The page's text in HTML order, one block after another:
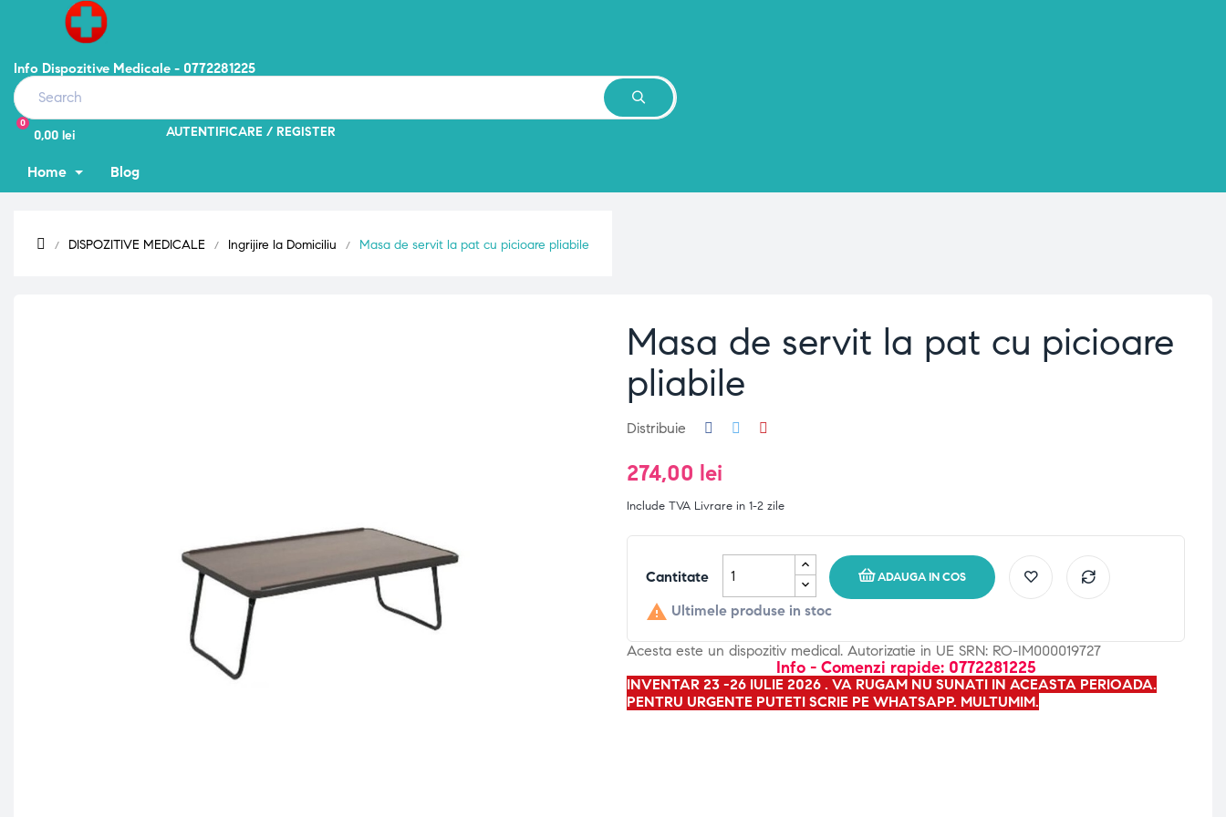
Info Dispozitive Medicale - 0772281225
AUTENTIFICARE REGISTER
0
0,00 lei
Home Blog
DISPOZITIVE MEDICALE Ingrijire la Domiciliu Masa de servit la pat cu picioare pliabile
Masa de servit la pat cu picioare
pliabile
Distribuie
274,00 lei
Include TVA Livrare in 1-2 zile
Cantitate ADAUGA IN COS
 Ultimele produse in stoc
Acesta este un dispozitiv medical. Autorizatie in UE SRN: RO-IM000019727
Info - Comenzi rapide: 0772281225
INVENTAR 23 -26 IULIE 2026 . VA RUGAM NU SUNATI IN ACEASTA PERIOADA.
PENTRU URGENTE PUTETI SCRIE PE WHATSAPP. MULTUMIM.